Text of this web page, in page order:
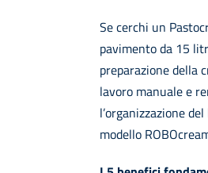
Se cerchi un
pavimento da 15
preparazione della
lavoro manuale e
l’organizzazione
modello